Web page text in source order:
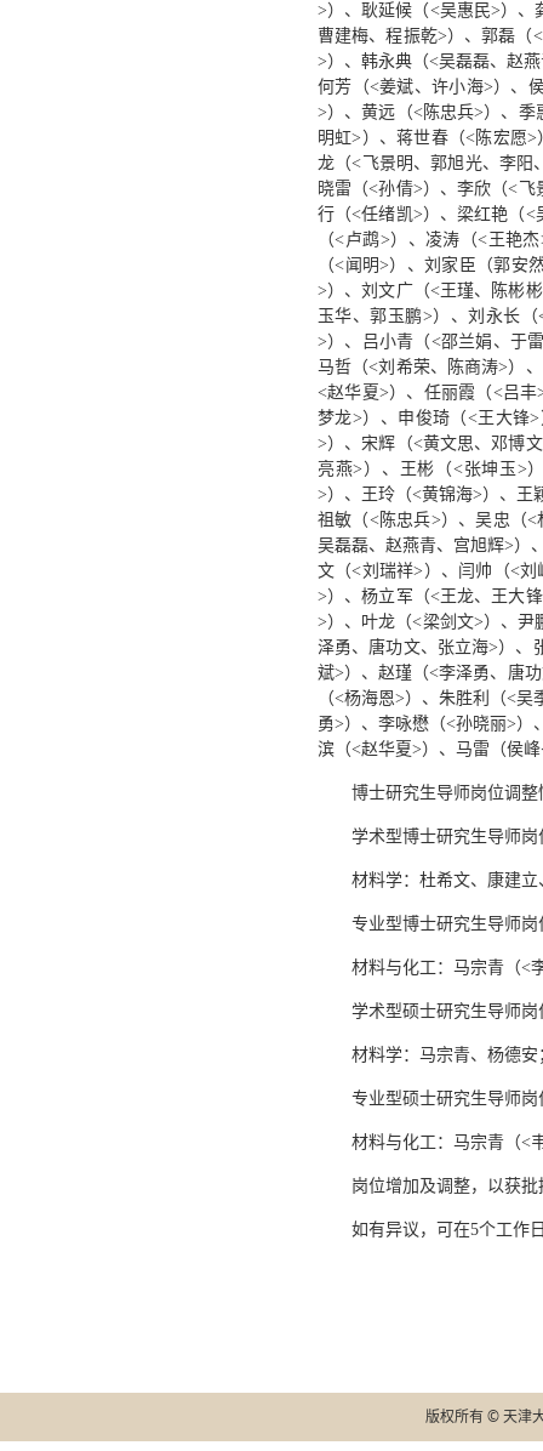
>）、耿延候（<吴惠民>）、
曹建梅、程振乾>）、郭磊（
>）、韩永典（<吴磊磊、赵
何芳（<姜斌、许小海>）、
>）、黄远（<陈忠兵>）、
明虹>）、蒋世春（<陈宏愿
龙（<飞景明、郭旭光、李阳
晓雷（<孙倩>）、李欣（<
行（<任绪凯>）、梁红艳（
（<卢鹉>）、凌涛（<王艳
（<闻明>）、刘家臣（郭安
>）、刘文广（<王瑾、陈彬
玉华、郭玉鹏>）、刘永长
>）、吕小青（<邵兰娟、于
马哲（<刘希荣、陈商涛>）
<赵华夏>）、任丽霞（<吕
梦龙>）、申俊琦（<王大锋
>）、宋辉（<黄文思、邓博
亮燕>）、王彬（<张坤玉>
>）、王玲（<黄锦海>）、王
祖敏（<陈忠兵>）、吴忠（
吴磊磊、赵燕青、宫旭辉>）
文（<刘瑞祥>）、闫帅（<
>）、杨立军（<王龙、王大
>）、叶龙（<梁剑文>）、尹
泽勇、唐功文、张立海>）、
斌>）、赵瑾（<李泽勇、唐
（<杨海恩>）、朱胜利（<
勇>）、李咏懋（<孙晓丽>）
滨（<赵华夏>）、马雷（侯
博士研究生导师岗位调整
学术型博士研究生导师
材料学：杜希文、康建
专业型博士研究生导师
材料与化工：马宗青（<
学术型硕士研究生导师
材料学：马宗青、杨德安
专业型硕士研究生导师
材料与化工：马宗青（<
岗位增加及调整，以获
如有异议，可在5个工作
版权所有 © 天津